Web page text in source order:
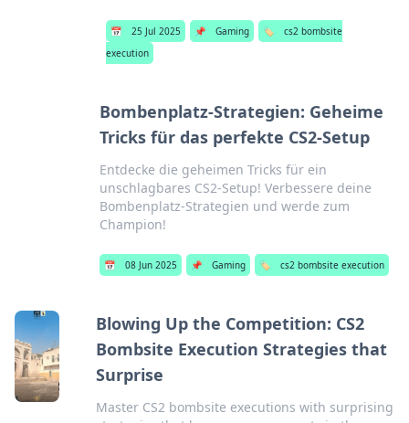
📅 25 Jul 2025 📌 Gaming 🏷️
cs2 bombsite
execution
Bombenplatz-Strategien: Geheime
Tricks für das perfekte CS2-Setup
Entdecke die geheimen Tricks für ein
unschlagbares CS2-Setup! Verbessere deine
Bombenplatz-Strategien und werde zum
Champion!
📅 08 Jun 2025 📌 Gaming 🏷️ cs2 bombsite execution
Blowing Up the Competition: CS2
Bombsite Execution Strategies that
Surprise
Master CS2 bombsite executions with surprising